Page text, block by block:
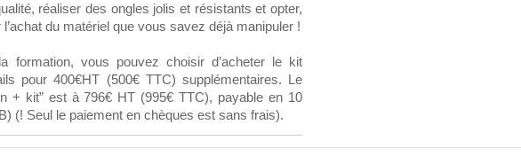
réaliser des ongles jolis et résistants et opter,
du matériel que vous savez déjà manipuler !
formation, vous pouvez choisir d’acheter le kit
pour 400€HT (500€ TTC) supplémentaires. Le
+ kit” est à 796€ HT (995€ TTC), payable en 10
(! Seul le paiement en chèques est sans frais).